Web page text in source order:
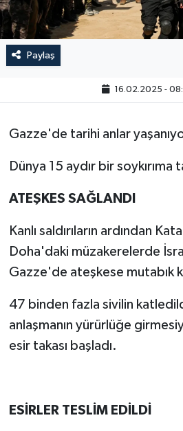
Paylaş
16.02.2025 -
Gazze'de tarihi anlar
Dünya 15 aydır bir soykırıma
ATEŞKES SAĞLANDI
Kanlı saldırıların ardından
Doha'daki müzakerelerde
Gazze'de ateşkese mutabık
47 binden fazla sivilin
anlaşmanın yürürlüğe
esir takası başladı.
ESİRLER TESLİM EDİLDİ